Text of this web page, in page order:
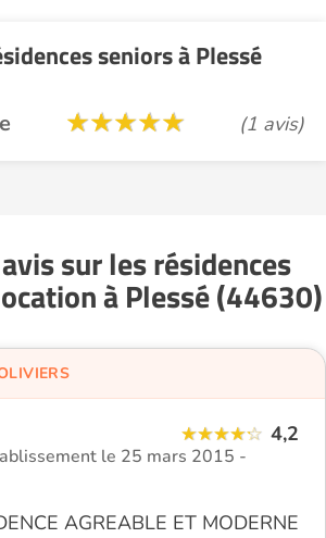
seniors à Plessé
(1 avis)
sur les résidences
à Plessé (44630)
4,2
le 25 mars 2015 -
AGREABLE ET MODERNE